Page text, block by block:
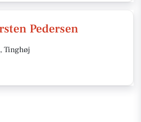
Pedersen
Tinghøj